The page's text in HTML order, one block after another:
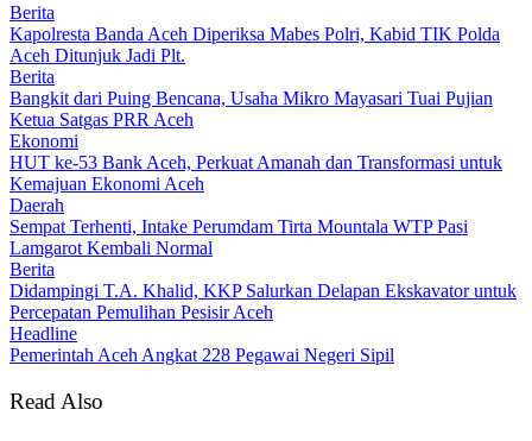
Berita
Kapolresta Banda Aceh Diperiksa Mabes Polri, Kabid TIK Polda
Aceh Ditunjuk Jadi Plt.
Berita
Bangkit dari Puing Bencana, Usaha Mikro Mayasari Tuai Pujian
Ketua Satgas PRR Aceh
Ekonomi
HUT ke-53 Bank Aceh, Perkuat Amanah dan Transformasi untuk
Kemajuan Ekonomi Aceh
Daerah
Sempat Terhenti, Intake Perumdam Tirta Mountala WTP Pasi
Lamgarot Kembali Normal
Berita
Didampingi T.A. Khalid, KKP Salurkan Delapan Ekskavator untuk
Percepatan Pemulihan Pesisir Aceh
Headline
Pemerintah Aceh Angkat 228 Pegawai Negeri Sipil
Read Also